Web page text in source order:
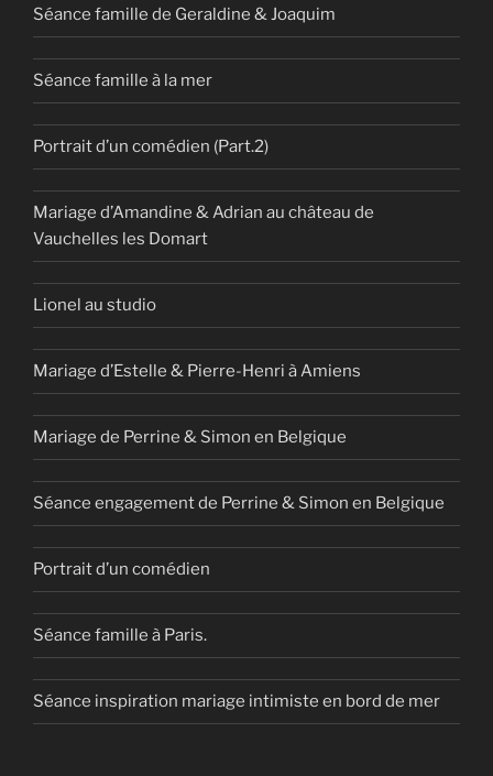
Séance famille de Geraldine & Joaquim
Séance famille à la mer
Portrait d’un comédien (Part.2)
Mariage d’Amandine & Adrian au château de
Vauchelles les Domart
Lionel au studio
Mariage d’Estelle & Pierre-Henri à Amiens
Mariage de Perrine & Simon en Belgique
Séance engagement de Perrine & Simon en Belgique
Portrait d’un comédien
Séance famille à Paris.
Séance inspiration mariage intimiste en bord de mer